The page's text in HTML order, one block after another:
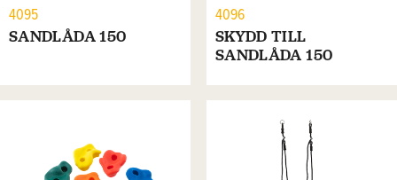
4095
SANDLÅDA 150
4096
SKYDD TILL
SANDLÅDA 150